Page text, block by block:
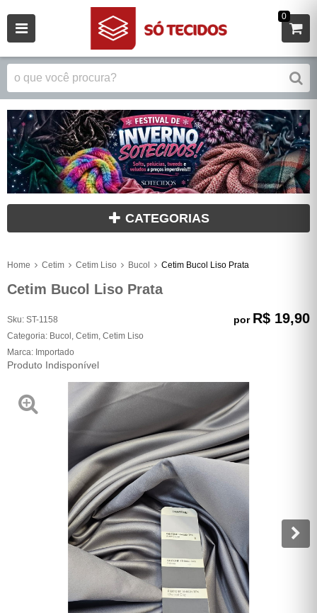
0
CATEGORIAS
Home Cetim Cetim Liso Bucol Cetim Bucol Liso Prata
Cetim Bucol Liso Prata
Sku: ST-1158
Categoria: Bucol Cetim Cetim Liso
Marca: Importado
Produto Indisponível
por R$ 19,90